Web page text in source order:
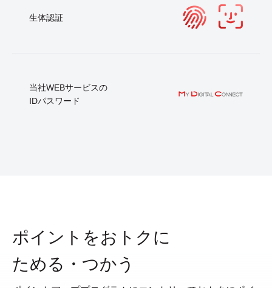
生体認証
当社WEBサービスの
IDパスワード
ポイントをおトクに
ためる・つかう